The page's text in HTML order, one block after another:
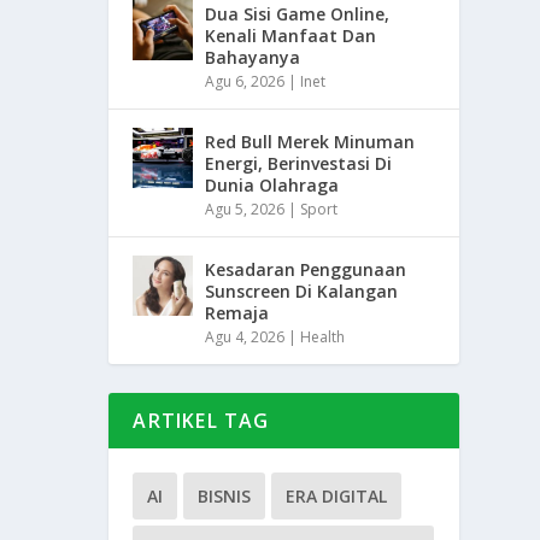
Dua Sisi Game Online,
Kenali Manfaat Dan
Bahayanya
Agu 6, 2026 | Inet
Red Bull Merek Minuman
Energi, Berinvestasi Di
Dunia Olahraga
Agu 5, 2026 | Sport
Kesadaran Penggunaan
Sunscreen Di Kalangan
Remaja
Agu 4, 2026 | Health
ARTIKEL TAG
AI BISNIS ERA DIGITAL